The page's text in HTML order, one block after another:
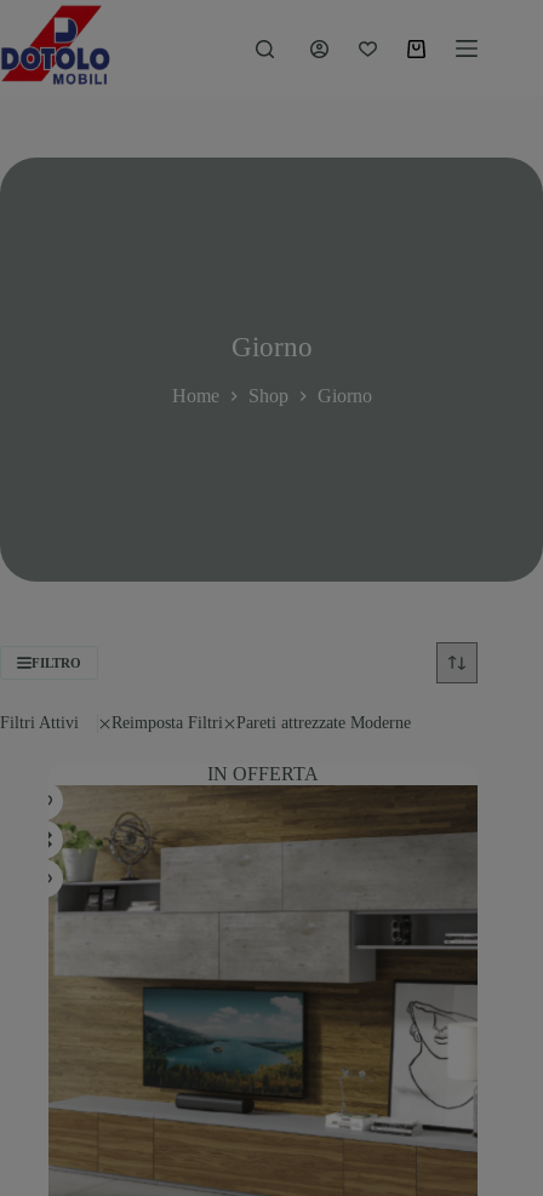
Giorno
Home Shop Giorno
FILTRO
Filtri Attivi Reimposta Filtri Pareti attrezzate Moderne
IN OFFERTA